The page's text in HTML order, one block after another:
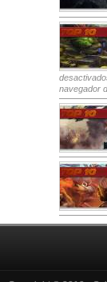
navegador